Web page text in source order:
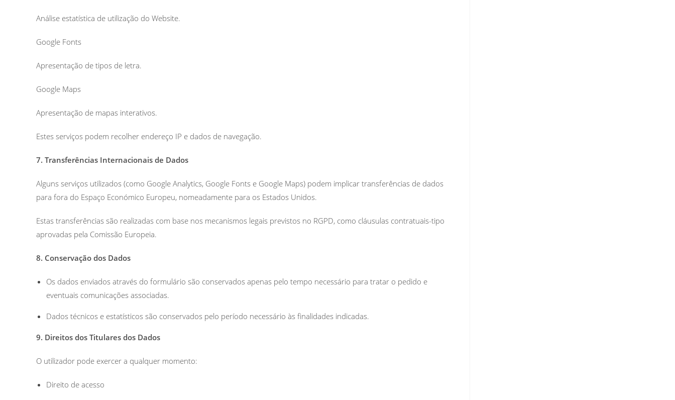
Análise estatística de utilização do Website.
Google Fonts
Apresentação de tipos de letra.
Google Maps
Apresentação de mapas interativos.
Estes serviços podem recolher endereço IP e dados de navegação.
7. Transferências Internacionais de Dados
Alguns serviços utilizados (como Google Analytics, Google Fonts e Google Maps) podem implicar transferências de dados
para fora do Espaço Económico Europeu, nomeadamente para os Estados Unidos.
Estas transferências são realizadas com base nos mecanismos legais previstos no RGPD, como cláusulas contratuais-tipo
aprovadas pela Comissão Europeia.
8. Conservação dos Dados
Os dados enviados através do formulário são conservados apenas pelo tempo necessário para tratar o pedido e
eventuais comunicações associadas.
Dados técnicos e estatísticos são conservados pelo período necessário às finalidades indicadas.
9. Direitos dos Titulares dos Dados
O utilizador pode exercer a qualquer momento:
Direito de acesso